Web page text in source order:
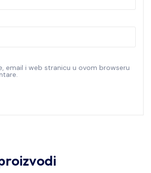
email i web stranicu u ovom browseru